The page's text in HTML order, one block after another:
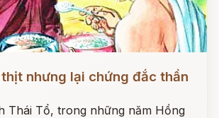
nhưng lại chứng đắc thần
Thái Tổ, trong những năm Hồng